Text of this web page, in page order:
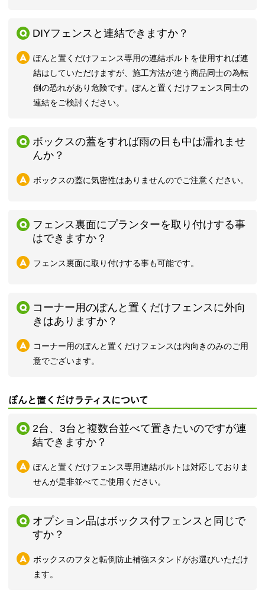
DIYフェンスと連結できますか？
ぽんと置くだけフェンス専用の連結ボルトを使用すれば連
結はしていただけますが、施工方法が違う商品同士の為転
倒の恐れがあり危険です。ぽんと置くだけフェンス同士の
連結をご検討ください。
ボックスの蓋をすれば雨の日も中は濡れませ
んか？
ボックスの蓋に気密性はありませんのでご注意ください。
フェンス裏面にプランターを取り付けする事
はできますか？
フェンス裏面に取り付けする事も可能です。
コーナー用のぽんと置くだけフェンスに外向
きはありますか？
コーナー用のぽんと置くだけフェンスは内向きのみのご用
意でございます。
ぽんと置くだけラティスについて
2台、3台と複数台並べて置きたいのですが連
結できますか？
ぽんと置くだけフェンス専用連結ボルトは対応しておりま
せんが是非並べてご使用ください。
オプション品はボックス付フェンスと同じで
すか？
ボックスのフタと転倒防止補強スタンドがお選びいただけ
ます。